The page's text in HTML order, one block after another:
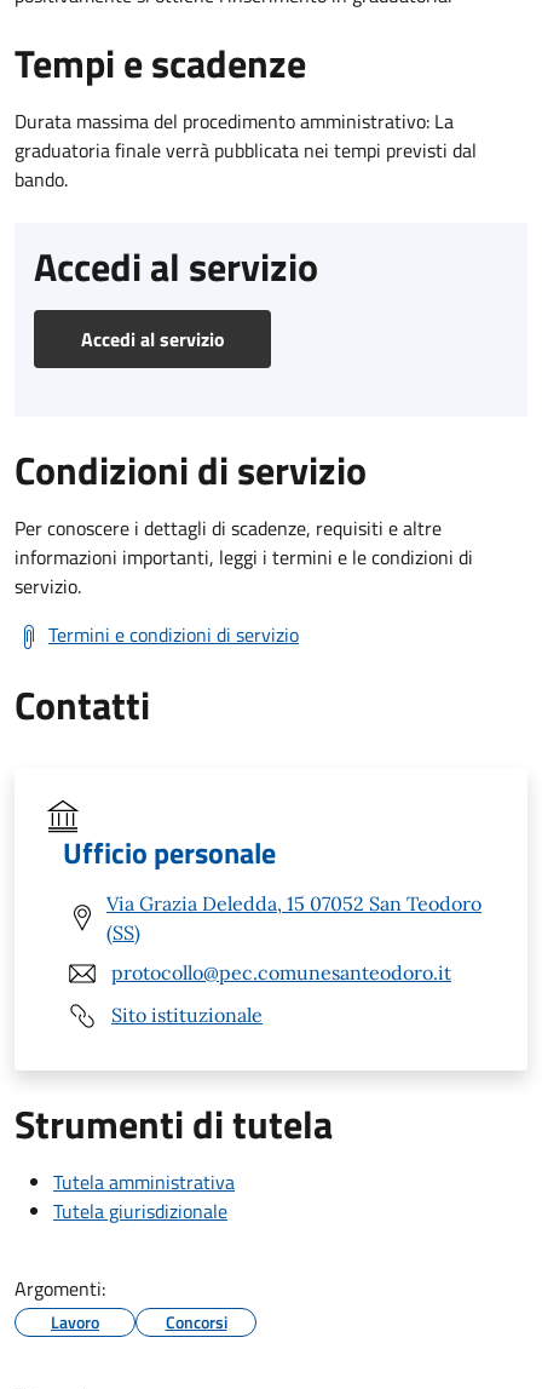
Tempi e scadenze
Durata massima del procedimento amministrativo: La
graduatoria finale verrà pubblicata nei tempi previsti dal
bando.
Accedi al servizio
Accedi al servizio
Condizioni di servizio
Per conoscere i dettagli di scadenze, requisiti e altre
informazioni importanti, leggi i termini e le condizioni di
servizio.
Termini e condizioni di servizio
Contatti
Ufficio personale
Via Grazia Deledda, 15 07052 San Teodoro
(SS)
protocollo@pec.comunesanteodoro.it
Sito istituzionale
Strumenti di tutela
Tutela amministrativa
Tutela giurisdizionale
Argomenti:
Lavoro Concorsi